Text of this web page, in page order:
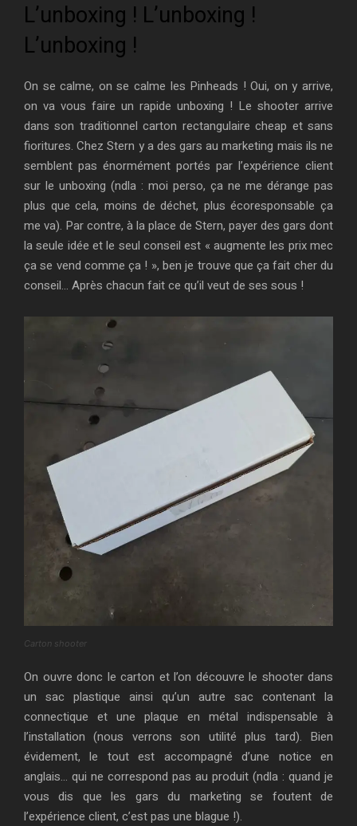
L’unboxing ! L’unboxing !
L’unboxing !
On se calme, on se calme les Pinheads ! Oui, on y arrive,
on va vous faire un rapide unboxing ! Le shooter arrive
dans son traditionnel carton rectangulaire cheap et sans
fioritures. Chez Stern y a des gars au marketing mais ils ne
semblent pas énormément portés par l’expérience client
sur le unboxing (ndla : moi perso, ça ne me dérange pas
plus que cela, moins de déchet, plus écoresponsable ça
me va). Par contre, à la place de Stern, payer des gars dont
la seule idée et le seul conseil est « augmente les prix mec
ça se vend comme ça ! », ben je trouve que ça fait cher du
conseil… Après chacun fait ce qu’il veut de ses sous !
Carton shooter
On ouvre donc le carton et l’on découvre le shooter dans
un sac plastique ainsi qu’un autre sac contenant la
connectique et une plaque en métal indispensable à
l’installation (nous verrons son utilité plus tard). Bien
évidement, le tout est accompagné d’une notice en
anglais… qui ne correspond pas au produit (ndla : quand je
vous dis que les gars du marketing se foutent de
l’expérience client, c’est pas une blague !).